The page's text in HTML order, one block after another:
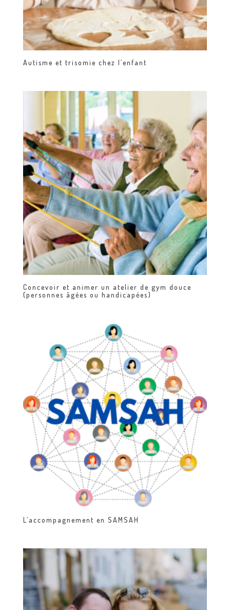
Autisme et trisomie chez l’enfant
Concevoir et animer un atelier de gym douce
(personnes âgées ou handicapées)
L’accompagnement en SAMSAH